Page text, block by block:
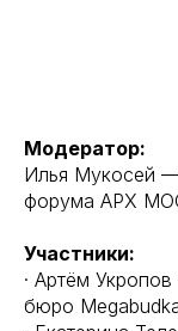
Модератор:
Илья Мукосей —
форума АРХ
Участники:
· Артём
бюро